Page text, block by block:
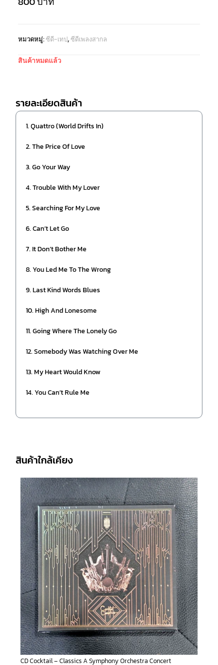
หมวดหมู่:ซีดี-เทป,ซีดีเพลงสากล
สินค้าหมดแล้ว
รายละเอียดสินค้า
1. Quattro (World Drifts In)
2. The Price Of Love
3. Go Your Way
4. Trouble With My Lover
5. Searching For My Love
6. Can’t Let Go
7. It Don’t Bother Me
8. You Led Me To The Wrong
9. Last Kind Words Blues
10. High And Lonesome
11. Going Where The Lonely Go
12. Somebody Was Watching Over Me
13. My Heart Would Know
14. You Can’t Rule Me
สินค้าใกล้เคียง
CD Cocktail – Classics A Symphony Orchestra Concert